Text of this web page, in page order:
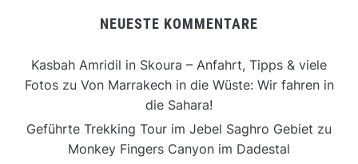
NEUESTE KOMMENTARE
Kasbah Amridil in Skoura – Anfahrt, Tipps & viele
Fotoszu Von Marrakech in die Wüste: Wir fahren in
die Sahara!
Geführte Trekking Tour im Jebel Saghro Gebiet zu
Monkey Fingers Canyon im Dadestal